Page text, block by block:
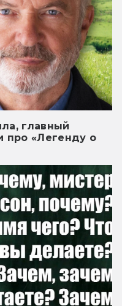
главный
про «Легенду о